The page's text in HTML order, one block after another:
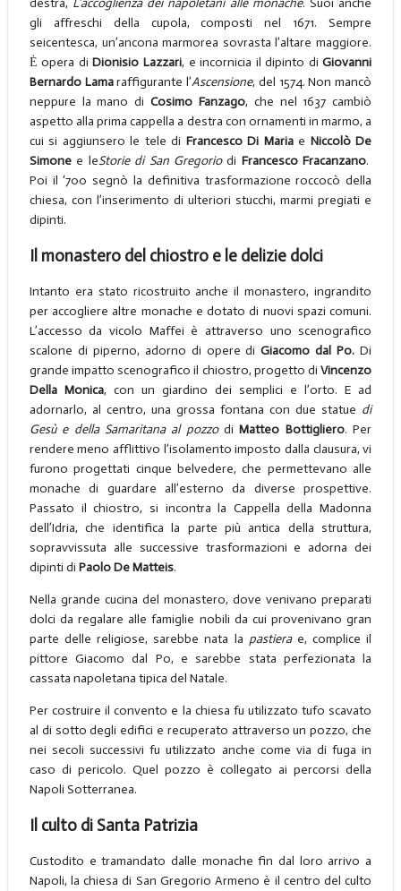
destra, L’accoglienza dei napoletani alle monache. Suoi anche
gli affreschi della cupola, composti nel 1671. Sempre
seicentesca, un’ancona marmorea sovrasta l’altare maggiore.
Ė opera diDionisio Lazzari, e incornicia il dipinto diGiovanni
Bernardo Lamaraffigurante l’Ascensione, del 1574. Non mancò
neppure la mano diCosimo Fanzago, che nel 1637 cambiò
aspetto alla prima cappella a destra con ornamenti in marmo, a
cui si aggiunsero le tele di Francesco Di Mariae Niccolò De
Simone e leStorie di San Gregoriodi Francesco Fracanzano.
Poi il ‘700 segnò la definitiva trasformazione roccocò della
chiesa, con l’inserimento di ulteriori stucchi, marmi pregiati e
dipinti.
Il monastero del chiostro e le delizie dolci
Intanto era stato ricostruito anche il monastero, ingrandito
per accogliere altre monache e dotato di nuovi spazi comuni.
L’accesso da vicolo Maffei è attraverso uno scenografico
scalone di piperno, adorno di opere diGiacomo dal Po.Di
grande impatto scenografico il chiostro, progetto diVincenzo
Della Monica, con un giardino dei semplici e l’orto. E ad
adornarlo, al centro, una grossa fontana con due statue di
Gesù e della Samaritana al pozzodiMatteo Bottigliero. Per
rendere meno afflittivo l’isolamento imposto dalla clausura, vi
furono progettati cinque belvedere, che permettevano alle
monache di guardare all’esterno da diverse prospettive.
Passato il chiostro, si incontra la Cappella della Madonna
dell’Idria, che identifica la parte più antica della struttura,
sopravvissuta alle successive trasformazioni e adorna dei
dipinti di Paolo De Matteis.
Nella grande cucina del monastero, dove venivano preparati
dolci da regalare alle famiglie nobili da cui provenivano gran
parte delle religiose, sarebbe nata la pastiera e, complice il
pittore Giacomo dal Po, e sarebbe stata perfezionata la
cassata napoletana tipica del Natale.
Per costruire il convento e la chiesa fu utilizzato tufo scavato
al di sotto degli edifici e recuperato attraverso un pozzo, che
nei secoli successivi fu utilizzato anche come via di fuga in
caso di pericolo. Quel pozzo è collegato ai percorsi della
Napoli Sotterranea.
Il culto di Santa Patrizia
Custodito e tramandato dalle monache fin dal loro arrivo a
Napoli, la chiesa di San Gregorio Armeno è il centro del culto